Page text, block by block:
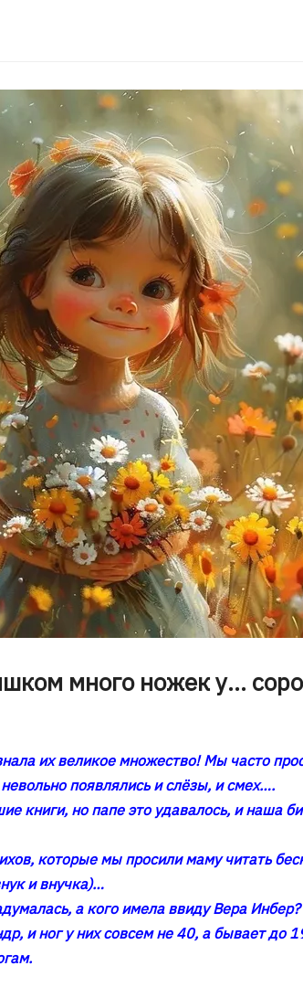
много ножек у…
их великое множество! Мы часто
появлялись и слёзы, и смех….
книги, но папе это удавалось, и наша
которые мы просили маму читать
и внучка)…
а кого имела ввиду Вера
и ног у них совсем не 40, а бывает до